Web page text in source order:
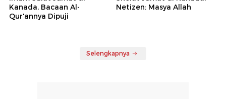
Kanada, Bacaan Al-
Qur'annya Dipuji
Netizen: Masya Allah
Selengkapnya